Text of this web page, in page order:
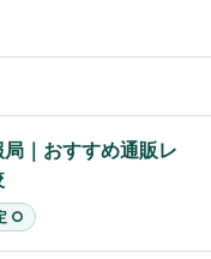
｜おすすめ通販レ
○